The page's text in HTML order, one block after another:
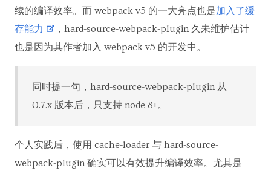
续的编译效率。而 webpack v5 的一大亮点也是加入了缓
存能力
，hard-source-webpack-plugin 久未维护估计
也是因为其作者加入 webpack v5 的开发中。
同时提一句，hard-source-webpack-plugin 从
0.7.x 版本后，只支持 node 8+。
个人实践后，使用 cache-loader 与 hard-source-
webpack-plugin 确实可以有效提升编译效率。尤其是